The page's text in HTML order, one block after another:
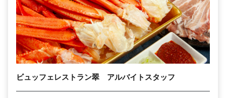
ビュッフェレストラン翠 アルバイトスタッフ